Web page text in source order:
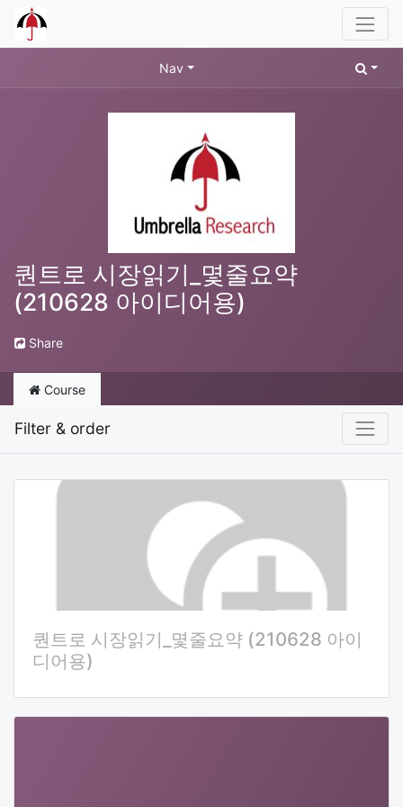
Nav
퀀트로 시장읽기_몇줄요약
(210628 아이디어용)
Share
Course
Filter & order
퀀트로 시장읽기_몇줄요약 (210628 아이
디어용)